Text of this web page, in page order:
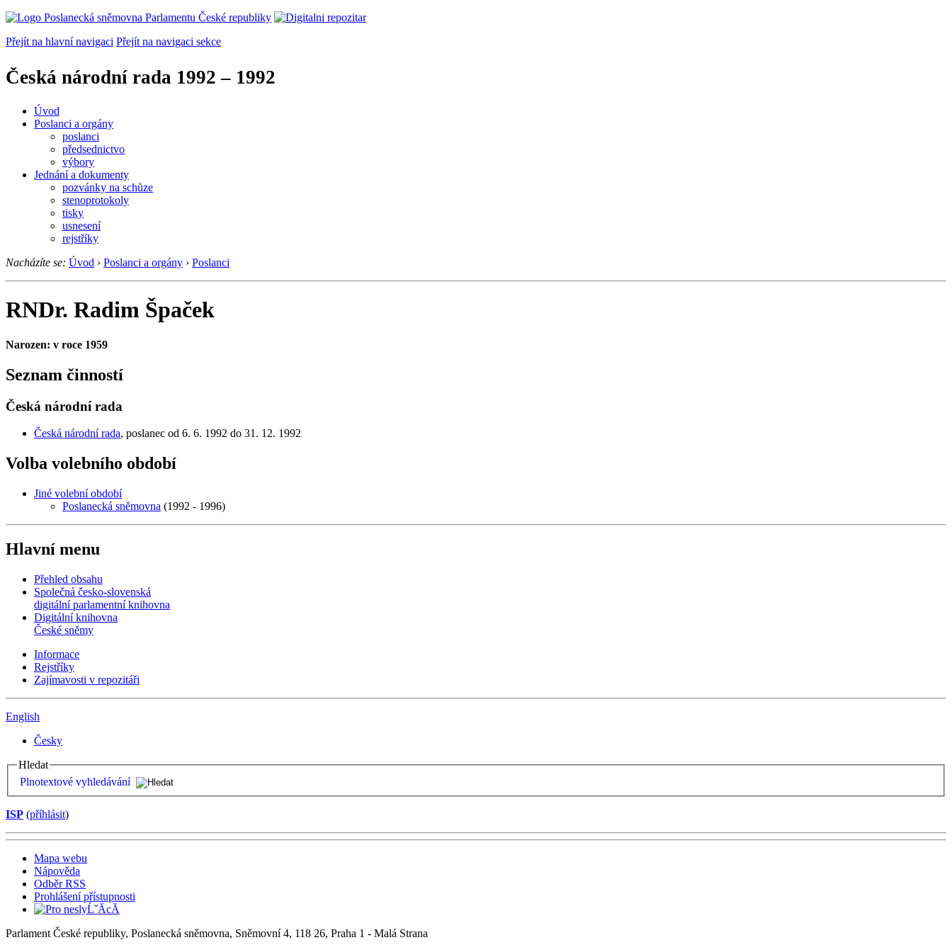
Přejít na hlavní navigaci Přejít na navigaci sekce
Česká národní rada 1992 – 1992
Úvod
Poslanci a orgány
poslanci
předsednictvo
výbory
Jednání a dokumenty
pozvánky na schůze
stenoprotokoly
tisky
usnesení
rejstříky
Nacházíte se: Úvod › Poslanci a orgány › Poslanci
RNDr. Radim Špaček
Narozen: v roce 1959
Seznam činností
Česká národní rada
Česká národní rada, poslanec od 6. 6. 1992 do 31. 12. 1992
Volba volebního období
Jiné volební období
Poslanecká sněmovna (1992 - 1996)
Hlavní menu
Přehled obsahu
Společná česko-slovenská
digitální parlamentní knihovna
Digitální knihovna
České sněmy
Informace
Rejstříky
Zajímavosti v repozitáři
English
Česky
Hledat
Plnotextové vyhledávání
ISP (příhlásit)
Mapa webu
Nápověda
Odběr RSS
Prohlášení přístupnosti
Parlament České republiky, Poslanecká sněmovna, Sněmovní 4, 118 26, Praha 1 - Malá Strana